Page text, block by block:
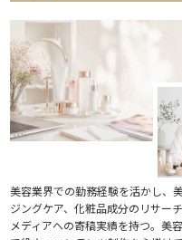
美容業界での勤務経験を活かし、
ジングケア、化粧品成分のリサー
メディアへの寄稿実績を持つ。美